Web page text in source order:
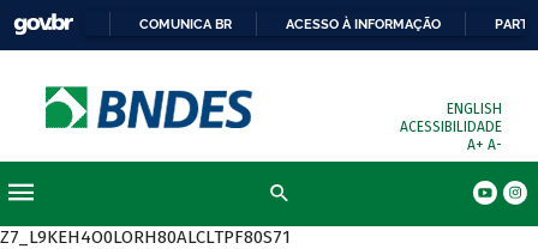
COMUNICA BR ACESSO À INFORMAÇÃO
ENGLISH
ACESSIBILIDADE
A+ A-
Z7_L9KEH4O0LORH80ALCLTPF80S71